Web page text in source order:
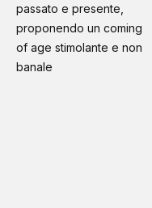
passato e presente,
proponendo un coming
of age stimolante e non
banale